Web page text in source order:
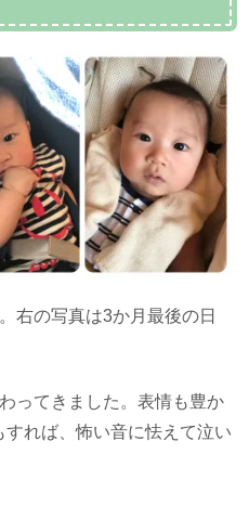
右の写真は3か月最後の日
ってきました。表情も豊か
れば、怖い音に怯えて泣い